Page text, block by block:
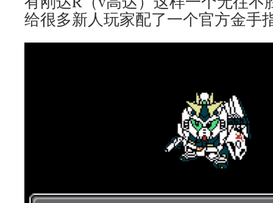
给很多新人玩家配了一个官方金手